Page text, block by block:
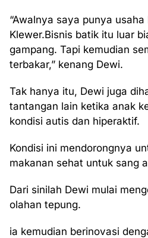
“Awalnya saya punya
Klewer.Bisnis batik itu luar
gampang. Tapi kemudian
terbakar,” kenang Dewi.
Tak hanya itu, Dewi juga
tantangan lain ketika anak
kondisi autis dan hiperaktif.
Kondisi ini mendorongnya
makanan sehat untuk sang
Dari sinilah Dewi mulai
olahan tepung.
ia kemudian berinovasi